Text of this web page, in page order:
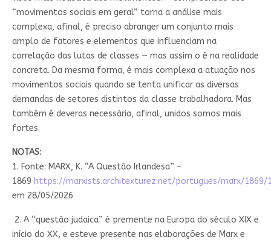
“movimentos sociais em geral” torna a análise mais
complexa, afinal, é preciso abranger um conjunto mais
amplo de fatores e elementos que influenciam na
correlação das lutas de classes — mas assim o é na realidade
concreta. Da mesma forma, é mais complexa a atuação nos
movimentos sociais quando se tenta unificar as diversas
demandas de setores distintos da classe trabalhadora. Mas
também é deveras necessária, afinal, unidos somos mais
fortes.
NOTAS:
1. Fonte: MARX, K. “A Questão Irlandesa” –
1869 https://marxists.architexturez.net/portugues/marx/1869/
em 28/05/2026
2. A “questão judaica” é premente na Europa do século XIX e
início do XX, e esteve presente nas elaborações de Marx e